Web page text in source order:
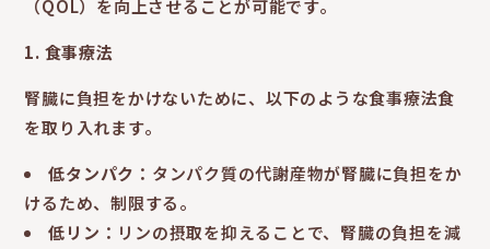
（QOL）を向上させることが可能です。
1. 食事療法
腎臓に負担をかけないために、以下のような食事療法食
を取り入れます。
低タンパク ：タンパク質の代謝産物が腎臓に負担をか
けるため、制限する。
低リン ：リンの摂取を抑えることで、腎臓の負担を減